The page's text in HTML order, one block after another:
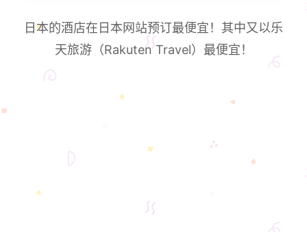
日本的酒店在日本网站预订最便宜！其中又以乐
天旅游（Rakuten Travel）最便宜！